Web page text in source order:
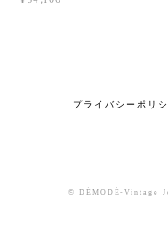
プライバシーポリシ
© DÉMODÉ-Vintage